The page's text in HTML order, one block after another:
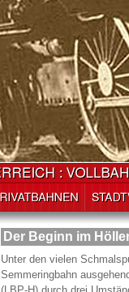
Der Beginn im
Unter den vielen
Semmeringbahn